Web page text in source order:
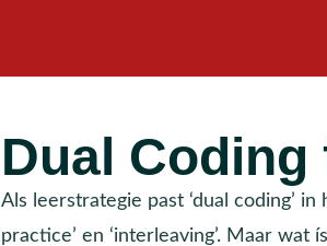
Dual
Als leerstrategie past ‘dual coding’
practice’ en ‘interleaving’. Maar wat